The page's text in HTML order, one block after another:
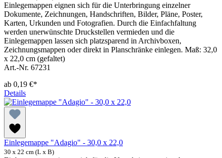
Einlegemappen eignen sich für die Unterbringung einzelner
Dokumente, Zeichnungen, Handschriften, Bilder, Pläne, Poster,
Karten, Urkunden und Fotografien. Durch die Einfachfaltung
werden unerwünschte Druckstellen vermieden und die
Einlegemappen lassen sich platzsparend in Archivboxen,
Zeichnungsmappen oder direkt in Planschränke einlegen. Maß: 32,0
x 22,0 cm (gefaltet)
Art.-Nr. 67231
ab 0,19 €*
Details
Einlegemappe "Adagio" - 30,0 x 22,0
30 x 22 cm (L x B)